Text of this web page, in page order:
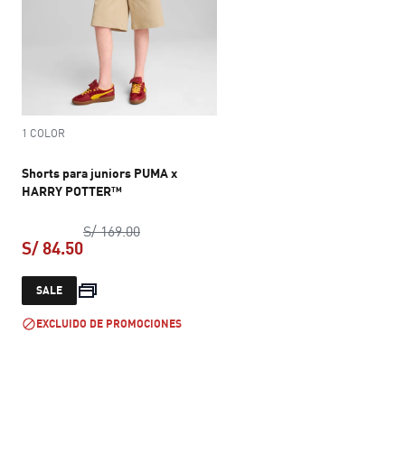
1 COLOR
Shorts para juniors PUMA x
HARRY POTTER™
S/ 169.00precio original S/ 169.00
S/ 84.50
precio actual S/ 84.50
SALE
EXCLUIDO DE PROMOCIONES